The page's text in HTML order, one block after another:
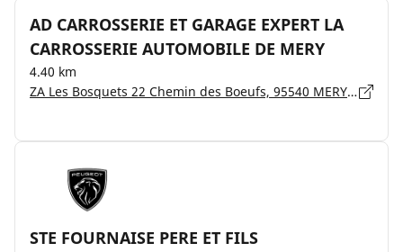
AD CARROSSERIE ET GARAGE EXPERT LA
CARROSSERIE AUTOMOBILE DE MERY
4.40 km
ZA Les Bosquets 22 Chemin des Boeufs, 95540 MERY SUR OISE
STE FOURNAISE PERE ET FILS